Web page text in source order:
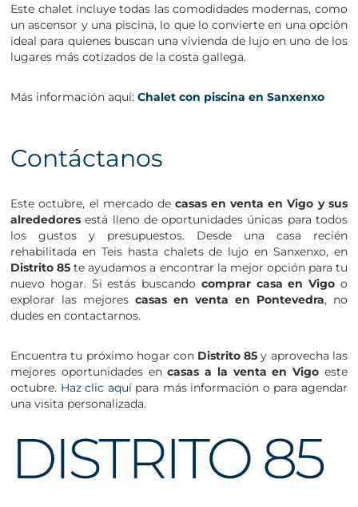
Este chalet incluye todas las comodidades modernas, como
un ascensor y una piscina, lo que lo convierte en una opción
ideal para quienes buscan una vivienda de lujo en uno de los
lugares más cotizados de la costa gallega.
Más información aquí:Chalet con piscina en Sanxenxo
Contáctanos
Este octubre, el mercado de casas en venta en Vigo y sus
alrededoresestá lleno de oportunidades únicas para todos
los gustos y presupuestos. Desde una casa recién
rehabilitada en Teis hasta chalets de lujo en Sanxenxo, en
Distrito 85 te ayudamos a encontrar la mejor opción para tu
nuevo hogar. Si estás buscando comprar casa en Vigo o
explorar las mejorescasas en venta en Pontevedra, no
dudes en contactarnos.
Encuentra tu próximo hogar con Distrito 85 y aprovecha las
mejores oportunidades encasas a la venta en Vigo este
octubre. Haz clic aquípara más información o para agendar
una visita personalizada.